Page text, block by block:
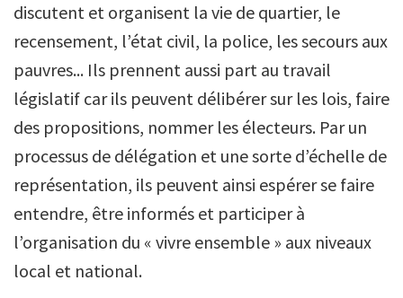
discutent et organisent la vie de quartier, le
recensement, l’état civil, la police, les secours aux
pauvres... Ils prennent aussi part au travail
législatif car ils peuvent délibérer sur les lois, faire
des propositions, nommer les électeurs. Par un
processus de délégation et une sorte d’échelle de
représentation, ils peuvent ainsi espérer se faire
entendre, être informés et participer à
l’organisation du « vivre ensemble » aux niveaux
local et national.